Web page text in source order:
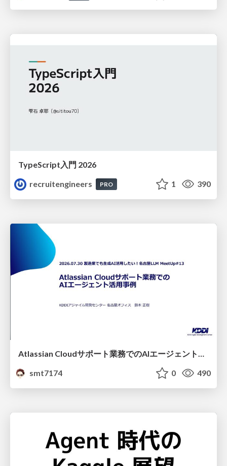
TypeScript入門 2026
recruitengineers
PRO 1 390
Atlassian Cloudサポート業務でのAIエージェント活用事例
smt7174
0 490